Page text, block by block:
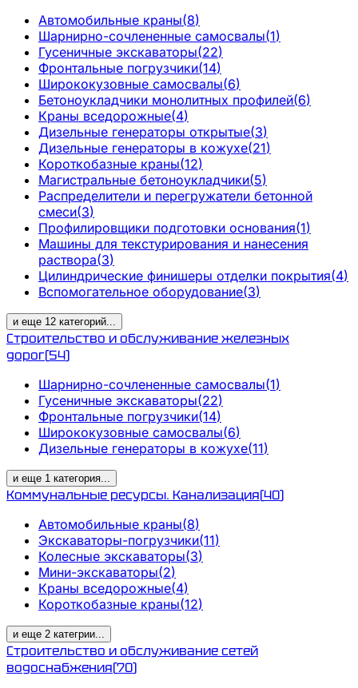
Автомобильные краны(8)
Шарнирно-сочлененные самосвалы(1)
Гусеничные экскаваторы(22)
Фронтальные погрузчики(14)
Ширококузовные самосвалы(6)
Бетоноукладчики монолитных профилей(6)
Краны вседорожные(4)
Дизельные генераторы открытые(3)
Дизельные генераторы в кожухе(21)
Короткобазные краны(12)
Магистральные бетоноукладчики(5)
Распределители и перегружатели бетонной
смеси(3)
Профилировщики подготовки основания(1)
Машины для текстурирования и нанесения
раствора(3)
Цилиндрические финишеры отделки покрытия(4)
Вспомогательное оборудование(3)
и еще 12 категорий...
Строительство и обслуживание железных
дорог(54)
Шарнирно-сочлененные самосвалы(1)
Гусеничные экскаваторы(22)
Фронтальные погрузчики(14)
Ширококузовные самосвалы(6)
Дизельные генераторы в кожухе(11)
и еще 1 категория...
Коммунальные ресурсы. Канализация(40)
Автомобильные краны(8)
Экскаваторы-погрузчики(11)
Колесные экскаваторы(3)
Мини-экскаваторы(2)
Краны вседорожные(4)
Короткобазные краны(12)
и еще 2 категрии...
Строительство и обслуживание сетей
водоснабжения(70)